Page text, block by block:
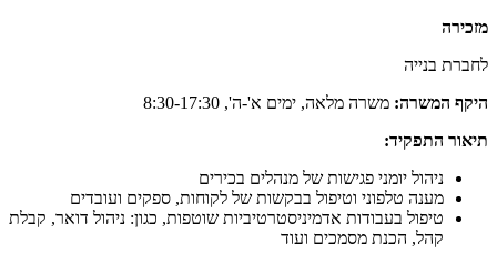
מזכירה
לחברת בנייה
היקף המשרה: משרה מלאה, ימים א'-ה', 8:30-17:30
תיאור התפקיד:
ניהול יומני פגישות של מנהלים בכירים
מענה טלפוני וטיפול בבקשות של לקוחות, ספקים ועובדים
טיפול בעבודות אדמיניסטרטיביות שוטפות, כגון: ניהול דואר, קבלת
קהל, הכנת מסמכים ועוד